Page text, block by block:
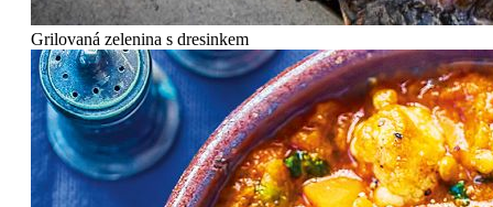
Grilovaná zelenina s dresinkem